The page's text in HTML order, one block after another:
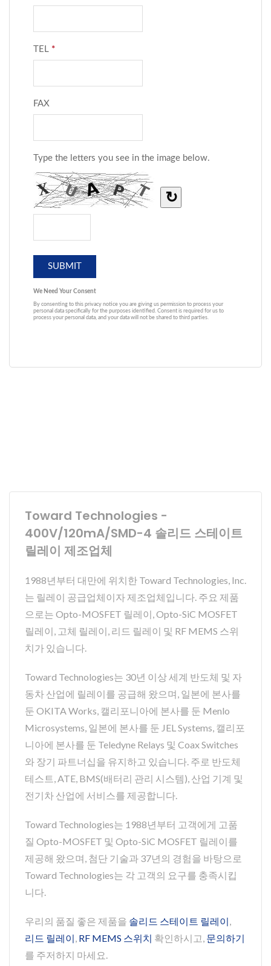
Toward Technologies -
400V/120mA/SMD-4 솔리드 스테이트
릴레이 제조업체
1988년부터 대만에 위치한 Toward Technologies, Inc.
는 릴레이 공급업체이자 제조업체입니다. 주요 제품
으로는 Opto-MOSFET 릴레이, Opto-SiC MOSFET
릴레이, 고체 릴레이, 리드 릴레이 및 RF MEMS 스위
치가 있습니다.
Toward Technologies는 30년 이상 세계 반도체 및 자
동차 산업에 릴레이를 공급해 왔으며, 일본에 본사를
둔 OKITA Works, 캘리포니아에 본사를 둔 Menlo
Microsystems, 일본에 본사를 둔 JEL Systems, 캘리포
니아에 본사를 둔 Teledyne Relays 및 Coax Switches
와 장기 파트너십을 유지하고 있습니다. 주로 반도체
테스트, ATE, BMS(배터리 관리 시스템), 산업 기계 및
전기차 산업에 서비스를 제공합니다.
Toward Technologies는 1988년부터 고객에게 고품
질 Opto-MOSFET 및 Opto-SiC MOSFET 릴레이를
제공해 왔으며, 첨단 기술과 37년의 경험을 바탕으로
Toward Technologies는 각 고객의 요구를 충족시킵
니다.
우리의 품질 좋은 제품을 솔리드 스테이트 릴레이,
리드 릴레이, RF MEMS 스위치 확인하시고, 문의하기
를 주저하지 마세요.